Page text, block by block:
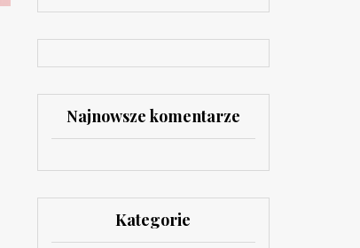
Najnowsze komentarze
Kategorie